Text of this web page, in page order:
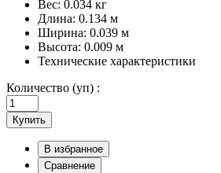
Вес: 0.034 кг
Длина: 0.134 м
Ширина: 0.039 м
Высота: 0.009 м
Технические характеристики
Количество (уп) :
Купить
В избранное
Сравнение